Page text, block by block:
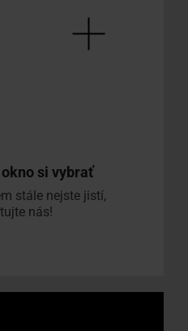
si vybrať
stále nejste jistí,
nás!